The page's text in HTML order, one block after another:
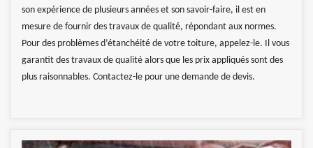
son expérience de plusieurs années et son savoir-faire, il est en
mesure de fournir des travaux de qualité, répondant aux normes.
Pour des problèmes d’étanchéité de votre toiture, appelez-le. Il vous
garantit des travaux de qualité alors que les prix appliqués sont des
plus raisonnables. Contactez-le pour une demande de devis.